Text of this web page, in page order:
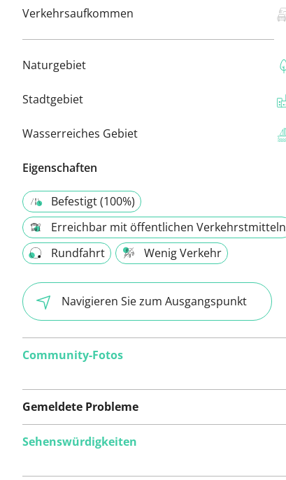
Verkehrsaufkommen
Naturgebiet
Stadtgebiet
Wasserreiches Gebiet
Eigenschaften
Befestigt (100%)
Erreichbar mit öffentlichen Verkehrstmitteln
Rundfahrt
Wenig Verkehr
Navigieren Sie zum Ausgangspunkt
Community-Fotos
Gemeldete Probleme
Sehenswürdigkeiten